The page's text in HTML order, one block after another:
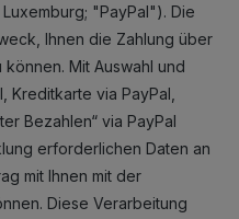
"PayPal"). Die
Ihnen die Zahlung über
Mit Auswahl und
Kreditkarte via PayPal,
Bezahlen“ via PayPal
erforderlichen Daten an
mit Ihnen mit der
Diese Verarbeitung